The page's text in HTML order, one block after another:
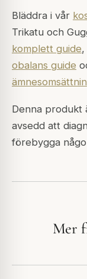
Bläddra i vår
Trikatu och
komplett guide,
obalans guide
Denna produkt
avsedd att
förebygga
Mer